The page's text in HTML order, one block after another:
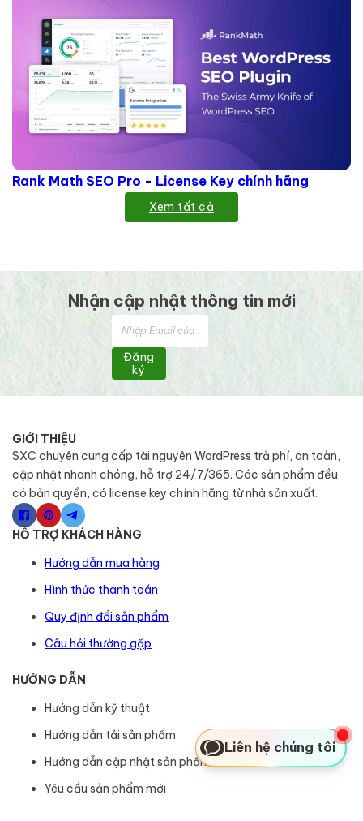
Rank Math SEO Pro - License Key chính hãng
Xem tất cả
Nhận cập nhật thông tin mới
Đăng
ký
GIỚI THIỆU
SXC chuyên cung cấp tài nguyên WordPress trả phí, an toàn,
cập nhật nhanh chóng, hỗ trợ 24/7/365. Các sản phẩm đều
có bản quyền, có license key chính hãng từ nhà sản xuất.
HỖ TRỢ KHÁCH HÀNG
Hướng dẫn mua hàng
Hình thức thanh toán
Quy định đổi sản phẩm
Câu hỏi thường gặp
HƯỚNG DẪN
Hướng dẫn kỹ thuật
Hướng dẫn tải sản phẩm
Hướng dẫn cập nhật sản phẩm
Yêu cầu sản phẩm mới
Liên hệ chúng tôi